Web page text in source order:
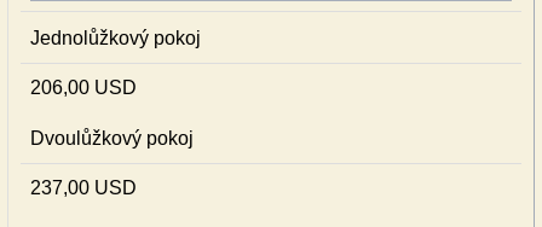
Jednolůžkový pokoj
206,00 USD
Dvoulůžkový pokoj
237,00 USD